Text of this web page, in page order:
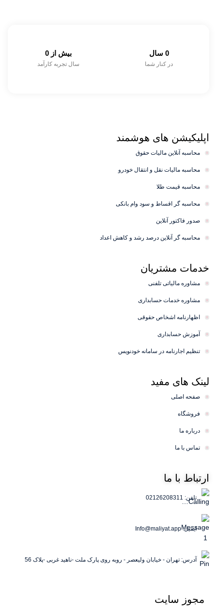
در کنار شما
0
سال تجربه کارآمد
بیش از 0
اپلیکیشن های هوشمند
محاسبه آنلاین مالیات حقوق
محاسبه مالیات نقل و انتقال خودرو
محاسبه قیمت طلا
محاسبه گر اقساط و سود وام بانکی
صدور فاکتور آنلاین
محاسبه گر آنلاین درصد رشد و کاهش اعداد
خدمات مشتریان
مشاوره مالیاتی تلفنی
مشاوره خدمات حسابداری
اظهارنامه اشخاص حقوقی
آموزش حسابداری
تنظیم اجارنامه در سامانه خودنویس
لینک های مفید
صفحه اصلی
فروشگاه
درباره ما
تماس با ما
ارتباط با ما
تلفن: 02126208311
ایمیل: Info@maliyat.app
آدرس: تهران - خیابان ولیعصر - روبه روی پارک ملت -ناهید غربی -پلاک 56
مجوز سایت